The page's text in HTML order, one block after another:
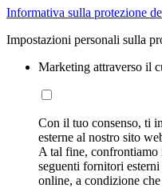
Informativa sulla protezione
Impostazioni personali sulla
Marketing attraverso il
Con il tuo consenso, ti
esterne al nostro sito
A tal fine,
seguenti fornitori
online, a condizione